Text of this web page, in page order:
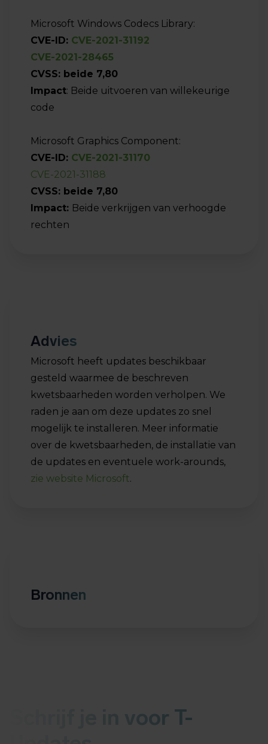
Microsoft Windows Codecs Library:
CVE-ID: CVE-2021-31192
CVE-2021-28465
CVSS: beide 7,80
Impact: Beide uitvoeren van willekeurige
code
Microsoft Graphics Component:
CVE-ID: CVE-2021-31170
CVE-2021-31188
CVSS: beide 7,80
Impact: Beide verkrijgen van verhoogde
rechten
Advies
Microsoft heeft updates beschikbaar
gesteld waarmee de beschreven
kwetsbaarheden worden verholpen. We
raden je aan om deze updates zo snel
mogelijk te installeren. Meer informatie
over de kwetsbaarheden, de installatie van
de updates en eventuele work-arounds,
zie website Microsoft.
Bronnen
Schrijf je in voor T-